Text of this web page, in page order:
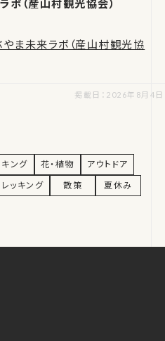
ボ（産山村観光協会）
ま未来ラボ（産山村観光協
掲載日：2026年8月4日
キング 花・植物
アウトドア
レッキング 散策
夏休み